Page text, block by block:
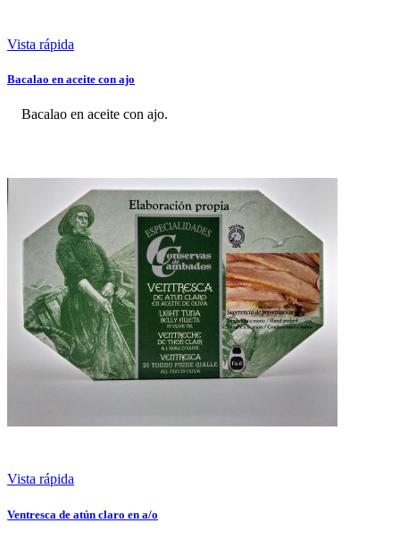
Vista rápida
Bacalao en aceite con ajo
Bacalao en aceite con ajo.
Vista rápida
Ventresca de atún claro en a/o